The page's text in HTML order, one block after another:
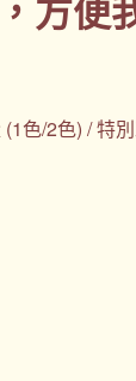
色/2色) / 特別